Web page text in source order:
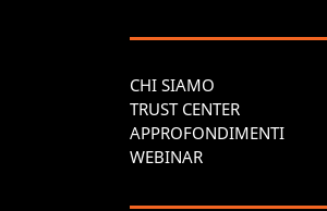
CHI SIAMO
TRUST CENTER
APPROFONDIMENTI
WEBINAR